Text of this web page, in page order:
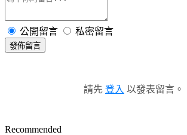
公開留言 私密留言
發佈留言
請先 登入 以發表留言。
Recommended